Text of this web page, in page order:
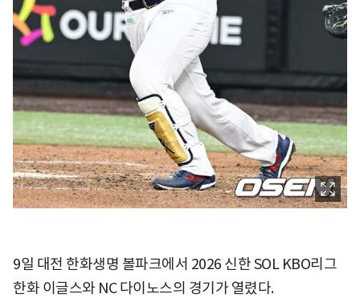
9일 대전 한화생명 볼파크에서 2026 신한 SOL KBO리그
한화 이글스와 NC 다이노스의 경기가 열렸다.